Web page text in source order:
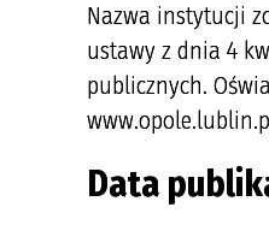
Nazwa instytucji
ustawy z dnia 4
publicznych.
Data